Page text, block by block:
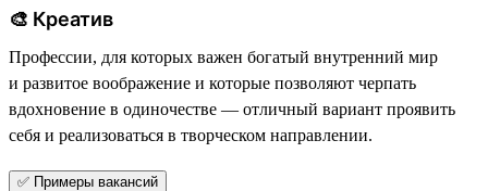
🎨 Креатив
Профессии, для которых важен богатый внутренний мир
и развитое воображение и которые позволяют черпать
вдохновение в одиночестве — отличный вариант проявить
себя и реализоваться в творческом направлении.
✅ Примеры вакансий